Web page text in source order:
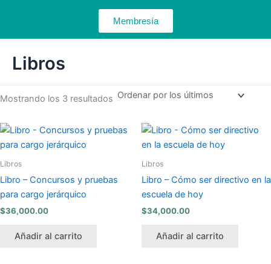
Membresía
Libros
Mostrando los 3 resultados
Libros
Libro – Concursos y pruebas
para cargo jerárquico
$36,000.00
Añadir al carrito
Libros
Libro – Cómo ser directivo en la
escuela de hoy
$34,000.00
Añadir al carrito